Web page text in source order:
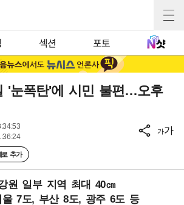
섹션 포토
'눈폭탄'에 시민 불편…오후
로 추가
가가
원 일부 지역 최대 40㎝
7도, 부산 8도, 광주 6도 등